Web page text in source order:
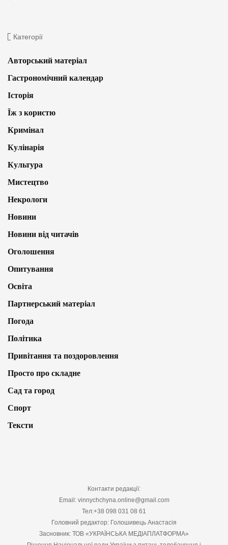
Категорії
Авторський матеріал
Гастрономічний календар
Історія
Їж з користю
Кримінал
Кулінарія
Культура
Мистецтво
Некрологи
Новини
Новини від читачів
Оголошення
Опитування
Освіта
Партнерський матеріал
Погода
Політика
Привітання та поздоровлення
Просто про складне
Сад та город
Спорт
Тексти
Контакти редакції:
Email: vinnychchyna.online@gmail.com
Тел:+38 098 031 08 61
Головний редактор: Голошивець Анастасія
Засновник: ТОВ «УКРАЇНСЬКА МЕДІАПЛАТФОРМА»